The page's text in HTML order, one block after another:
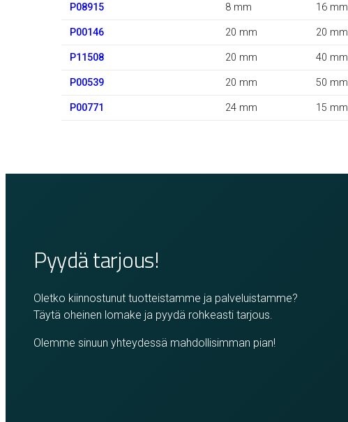
P08915 8 mm 16 mm
P00146 20 mm 20 mm
P11508 20 mm 40 mm
P00539 20 mm 50 mm
P00771 24 mm 15 mm
Pyydä tarjous!
Oletko kiinnostunut tuotteistamme ja palveluistamme?
Täytä oheinen lomake ja pyydä rohkeasti tarjous.
Olemme sinuun yhteydessä mahdollisimman pian!